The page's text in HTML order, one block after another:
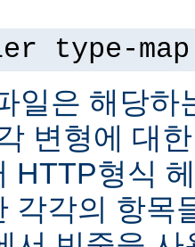
type-
일은 해당하
변형에 대
HTTP형식
각각의 항목